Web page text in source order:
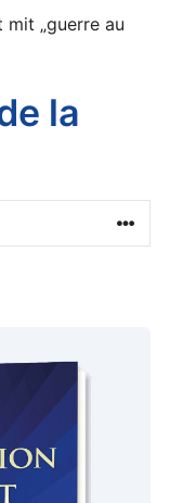
„guerre au
la